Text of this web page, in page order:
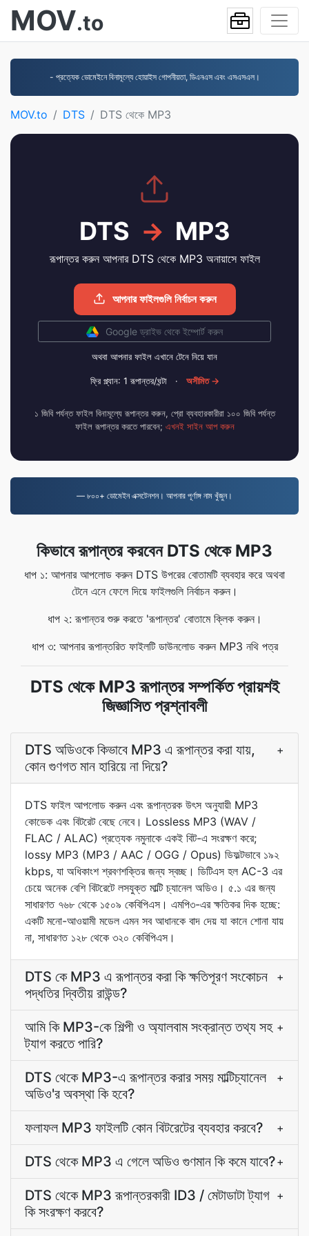
MOV.to
- প্রত্যেক ডোমেইনে বিনামূল্যে হোয়াইস গোপনীয়তা, ডিএনএস এবং এসএসএল।
MOV.to DTS DTS থেকে MP3
DTS → MP3
রূপান্তর করুন আপনার DTS থেকে MP3 অনায়াসে ফাইল
আপনার ফাইলগুলি নির্বাচন করুন
Google ড্রাইভ থেকে ইম্পোর্ট করুন
অথবা আপনার ফাইল এখানে টেনে নিয়ে যান
ফ্রি প্ল্যান: 1 রূপান্তর/ঘন্টা · অসীমিত →
১ জিবি পর্যন্ত ফাইল বিনামূল্যে রূপান্তর করুন, প্রো ব্যবহারকারীরা ১০০ জিবি পর্যন্ত
ফাইল রূপান্তর করতে পারবেন; এখনই সাইন আপ করুন
— ৮০০+ ডোমেইন এক্সটেনশন। আপনার পূর্ণাঙ্গ নাম খুঁজুন।
কিভাবে রূপান্তর করবেন DTS থেকে MP3
ধাপ ১: আপনার আপলোড করুন DTS উপরের বোতামটি ব্যবহার করে অথবা
টেনে এনে ফেলে দিয়ে ফাইলগুলি নির্বাচন করুন।
ধাপ ২: রূপান্তর শুরু করতে 'রূপান্তর' বোতামে ক্লিক করুন।
ধাপ ৩: আপনার রূপান্তরিত ফাইলটি ডাউনলোড করুন MP3 নথি পত্র
DTS থেকে MP3 রূপান্তর সম্পর্কিত প্রায়শই
জিজ্ঞাসিত প্রশ্নাবলী
DTS অডিওকে কিভাবে MP3 এ রূপান্তর করা যায়,
কোন গুণগত মান হারিয়ে না দিয়ে?
+
DTS ফাইল আপলোড করুন এবং রূপান্তরক উৎস অনুযায়ী MP3
কোডেক এবং বিটরেট বেছে নেবে। Lossless MP3 (WAV /
FLAC / ALAC) প্রত্যেক নমুনাকে একই বিট-এ সংরক্ষণ করে;
lossy MP3 (MP3 / AAC / OGG / Opus) ডিফল্টভাবে ১৯২
kbps, যা অধিকাংশ শ্রবণশক্তির জন্য স্বচ্ছ। ডিটিএস হল AC-3 এর
চেয়ে অনেক বেশি বিটরেটে লসযুক্ত মাল্টি চ্যানেল অডিও। ৫.১ এর জন্য
সাধারণত ৭৬৮ থেকে ১৫০৯ কেবিপিএস। এমপি৩-এর ক্ষতিকর দিক হচ্ছে:
একটি মনো-আওয়ামী মডেল এমন সব আধানকে বাদ দেয় যা কানে শোনা যায়
না, সাধারণত ১২৮ থেকে ৩২০ কেবিপিএস।
DTS কে MP3 এ রূপান্তর করা কি ক্ষতিপূরণ সংকোচন
পদ্ধতির দ্বিতীয় রাউন্ড?
+
আমি কি MP3-কে শিল্পী ও অ্যালবাম সংক্রান্ত তথ্য সহ
ট্যাগ করতে পারি?
+
DTS থেকে MP3-এ রূপান্তর করার সময় মাল্টিচ্যানেল
অডিও'র অবস্থা কি হবে?
+
ফলাফল MP3 ফাইলটি কোন বিটরেটের ব্যবহার করবে? +
DTS থেকে MP3 এ গেলে অডিও গুণমান কি কমে যাবে?+
DTS থেকে MP3 রূপান্তরকারী ID3 / মেটাডাটা ট্যাগ
কি সংরক্ষণ করবে?
+